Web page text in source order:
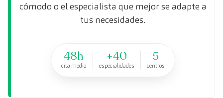
cómodo o el especialista que mejor se adapte a
tus necesidades.
48h
cita media
+40
especialidades
5
centros